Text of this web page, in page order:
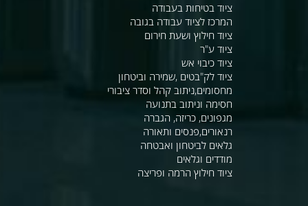
ציוד בטיחות בעבודה
המרכז לציוד עבודה בגובה
ציוד חילוץ ושעת חירום
ציוד ע"ר
ציוד כיבוי אש
ציוד לק"בטים ,שמירה וביטחון
מחסומים,ניתוב קהל וסדר ציבורי
חסימה וניתוב בתנועה
מגפונים, כריזה, הגברה
רנאורים,פנסים ותאורה
גלאים לביטחון ואבטחה
מודדים וגלאים
ציוד חילוץ הרמה ופריצה